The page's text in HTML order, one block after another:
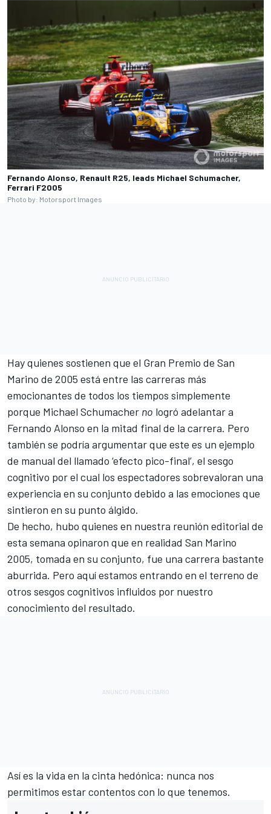
Fernando Alonso, Renault R25, leads Michael Schumacher,
Ferrari F2005
Photo by: Motorsport Images
Hay quienes sostienen que el Gran Premio de San
Marino de 2005 está entre las carreras más
emocionantes de todos los tiempos simplemente
porque Michael Schumacher no logró adelantar a
Fernando Alonso en la mitad final de la carrera. Pero
también se podría argumentar que este es un ejemplo
de manual del llamado ‘efecto pico-final’, el sesgo
cognitivo por el cual los espectadores sobrevaloran una
experiencia en su conjunto debido a las emociones que
sintieron en su punto álgido.
De hecho, hubo quienes en nuestra reunión editorial de
esta semana opinaron que en realidad San Marino
2005, tomada en su conjunto, fue una carrera bastante
aburrida. Pero aquí estamos entrando en el terreno de
otros sesgos cognitivos influidos por nuestro
conocimiento del resultado.
Así es la vida en la cinta hedónica: nunca nos
permitimos estar contentos con lo que tenemos.